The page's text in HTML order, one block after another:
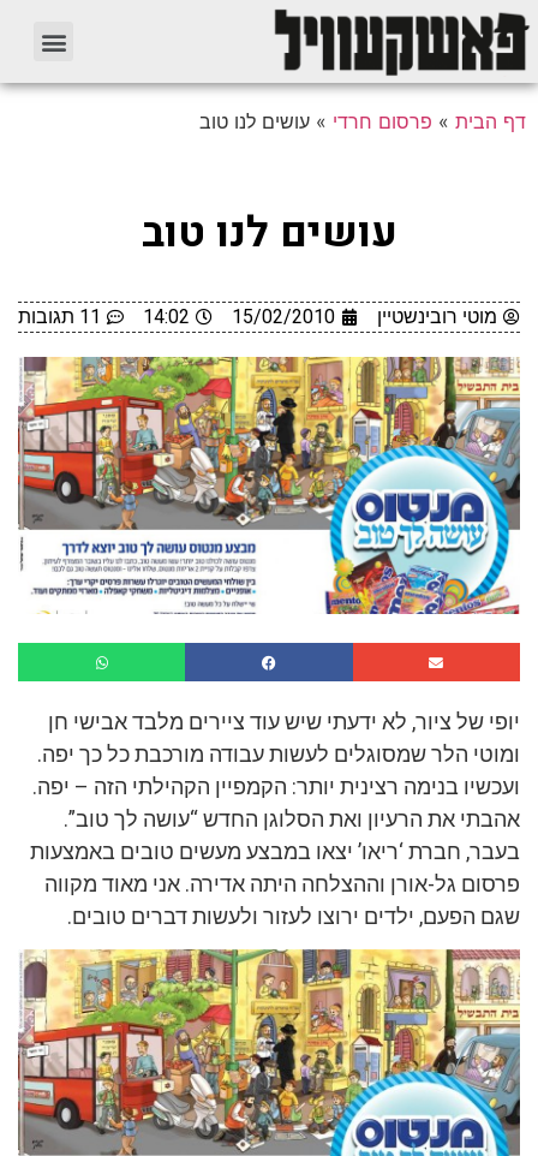
דף הבית » פרסום חרדי » עושים לנו טוב
עושים לנו טוב
מוטי רובינשטיין 15/02/2010
14:02 11 תגובות
יופי של ציור, לא ידעתי שיש עוד ציירים מלבד אבישי חן
ומוטי הלר שמסוגלים לעשות עבודה מורכבת כל כך יפה.
ועכשיו בנימה רצינית יותר: הקמפיין הקהילתי הזה – יפה.
אהבתי את הרעיון ואת הסלוגן החדש “עושה לך טוב”.
בעבר, חברת ‘ריאו’ יצאו במבצע מעשים טובים באמצעות
פרסום גל-אורן וההצלחה היתה אדירה. אני מאוד מקווה
שגם הפעם, ילדים ירוצו לעזור ולעשות דברים טובים.